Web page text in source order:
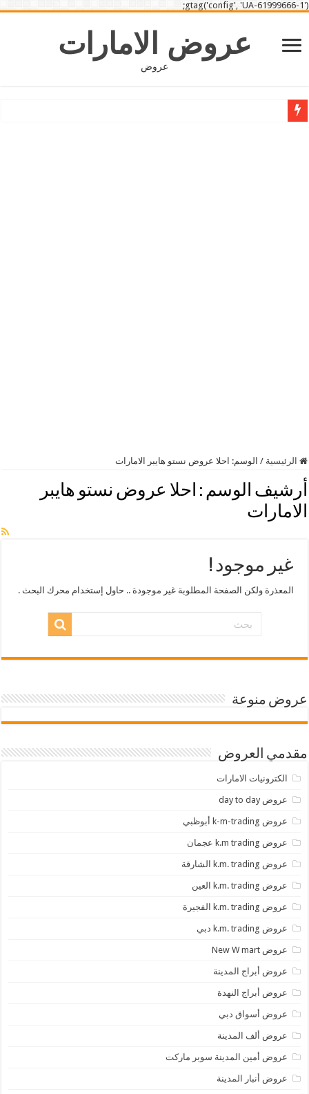
gtag('config', 'UA-61999666-1');
عروض الامارات
عروض
الرئيسية / الوسم: احلا عروض نستو هايبر الامارات
أرشيف الوسم : احلا عروض نستو هايبر
الامارات
غير موجود !
المعذرة ولكن الصفحة المطلوبة غير موجودة .. حاول إستخدام محرك البحث .
عروض منوعة
مقدمي العروض
الكترونيات الامارات
عروض day to day
عروض k-m-trading أبوظبي
عروض k.m trading عجمان
عروض k.m. trading الشارقة
عروض k.m. trading العين
عروض k.m. trading الفجيرة
عروض k.m. trading دبي
عروض New W mart
عروض أبراج المدينة
عروض أبراج النهدة
عروض أسواق دبي
عروض ألف المدينة
عروض أمين المدينة سوبر ماركت
عروض أنبار المدينة